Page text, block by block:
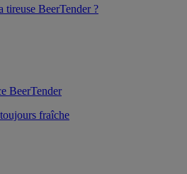
tireuse BeerTender ?
BeerTender
fraîche